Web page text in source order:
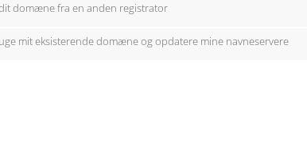
domæne fra en anden registrator
mit eksisterende domæne og opdatere mine navneservere